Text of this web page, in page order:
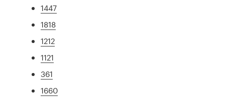
1447
1818
1212
1121
361
1660